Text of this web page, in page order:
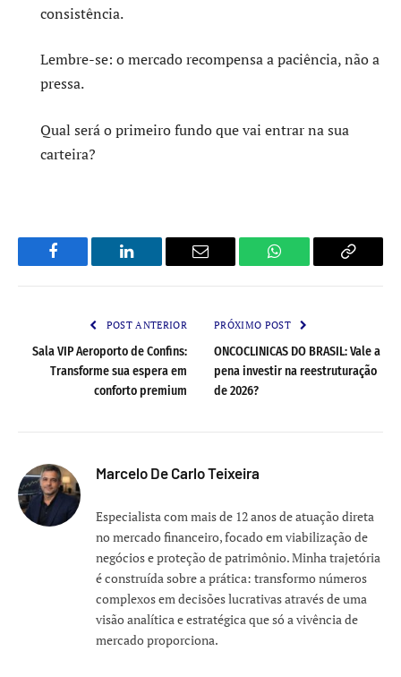
consistência.
Lembre-se: o mercado recompensa a paciência, não a
pressa.
Qual será o primeiro fundo que vai entrar na sua
carteira?
Facebook LinkedIn Email WhatsApp Copy
POST ANTERIOR
Sala VIP Aeroporto de Confins:
Transforme sua espera em
conforto premium
PRÓXIMO POST
ONCOCLINICAS DO BRASIL: Vale a
pena investir na reestruturação
de 2026?
Marcelo De Carlo Teixeira
Especialista com mais de 12 anos de atuação direta
no mercado financeiro, focado em viabilização de
negócios e proteção de patrimônio. Minha trajetória
é construída sobre a prática: transformo números
complexos em decisões lucrativas através de uma
visão analítica e estratégica que só a vivência de
mercado proporciona.